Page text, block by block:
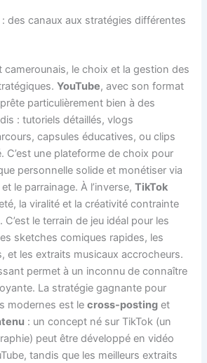
: des canaux aux stratégies différentes
camerounais, le choix et la gestion des
YouTube, avec son format
particulièrement bien à des
: tutoriels détaillés, vlogs
capsules éducatives, ou clips
C’est une plateforme de choix pour
personnelle solide et monétiser via
le parrainage. À l’inverse,TikTok
la viralité et la créativité contrainte
le terrain de jeu idéal pour les
sketches comiques rapides, les
et les extraits musicaux accrocheurs.
permet à un inconnu de connaître
La stratégie gagnante pour
modernes est lecross-posting et
: un concept né sur TikTok (un
peut être développé en vidéo
tandis que les meilleurs extraits